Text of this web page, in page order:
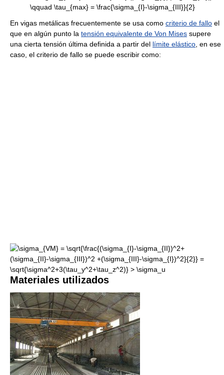
En vigas metálicas frecuentemente se usa como criterio de fallo el
que en algún punto la tensión equivalente de Von Mises supere
una cierta tensión última definida a partir del límite elástico , en ese
caso, el criterio de fallo se puede escribir como:
Materiales utilizados